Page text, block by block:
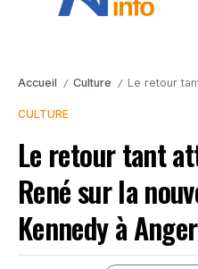
Accueil / Culture / Le retour tant
CULTURE
Le retour tant
René sur la
Kennedy à